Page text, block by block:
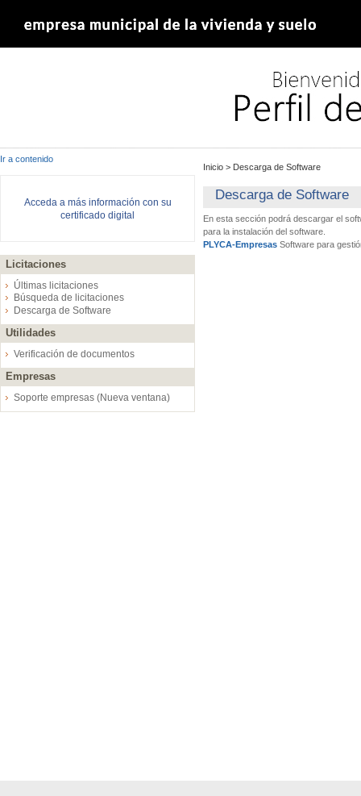
Ir a contenido
Acceda a más información con su
certificado digital
Licitaciones
Últimas licitaciones
Búsqueda de licitaciones
Descarga de Software
Utilidades
Verificación de documentos
Empresas
Soporte empresas (Nueva ventana)
Inicio > Descarga de Software
Descarga de Software
En esta sección podrá descargar el
para la instalación del software.
PLYCA-Empresas Software para